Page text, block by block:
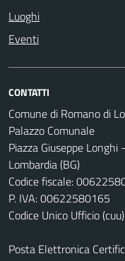
Luoghi
Eventi
CONTATTI
Comune di Romano di
Palazzo Comunale
Piazza Giuseppe
Lombardia (BG)
Codice fiscale:
P. IVA: 00622580165
Codice Unico Ufficio
Posta Elettronica